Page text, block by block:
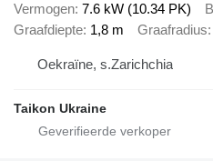
Vermogen 7.6 kW (10.34 PK)
Graafdiepte 1,8 m Graafradius
Oekraïne, s.Zarichchia
Taikon Ukraine